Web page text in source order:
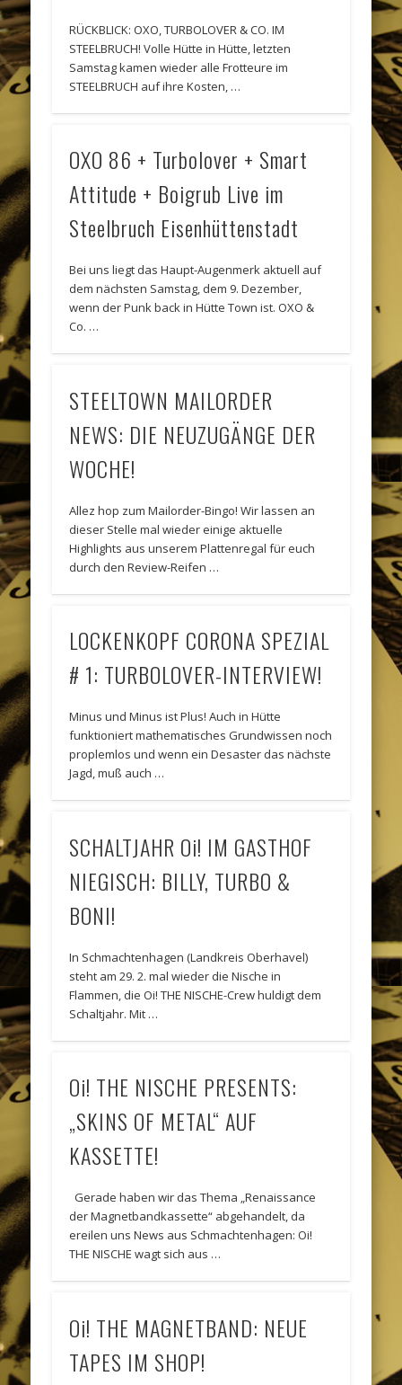
RÜCKBLICK: OXO, TURBOLOVER & CO. IM
STEELBRUCH! Volle Hütte in Hütte, letzten
Samstag kamen wieder alle Frotteure im
STEELBRUCH auf ihre Kosten, …
OXO 86 + Turbolover + Smart
Attitude + Boigrub Live im
Steelbruch Eisenhüttenstadt
Bei uns liegt das Haupt-Augenmerk aktuell auf
dem nächsten Samstag, dem 9. Dezember,
wenn der Punk back in Hütte Town ist. OXO &
Co. …
STEELTOWN MAILORDER
NEWS: DIE NEUZUGÄNGE DER
WOCHE!
Allez hop zum Mailorder-Bingo! Wir lassen an
dieser Stelle mal wieder einige aktuelle
Highlights aus unserem Plattenregal für euch
durch den Review-Reifen …
LOCKENKOPF CORONA SPEZIAL
# 1: TURBOLOVER-INTERVIEW!
Minus und Minus ist Plus! Auch in Hütte
funktioniert mathematisches Grundwissen noch
proplemlos und wenn ein Desaster das nächste
Jagd, muß auch …
SCHALTJAHR Oi! IM GASTHOF
NIEGISCH: BILLY, TURBO &
BONI!
In Schmachtenhagen (Landkreis Oberhavel)
steht am 29. 2. mal wieder die Nische in
Flammen, die Oi! THE NISCHE-Crew huldigt dem
Schaltjahr. Mit …
Oi! THE NISCHE PRESENTS:
„SKINS OF METAL“ AUF
KASSETTE!
Gerade haben wir das Thema „Renaissance
der Magnetbandkassette“ abgehandelt, da
ereilen uns News aus Schmachtenhagen: Oi!
THE NISCHE wagt sich aus …
Oi! THE MAGNETBAND: NEUE
TAPES IM SHOP!